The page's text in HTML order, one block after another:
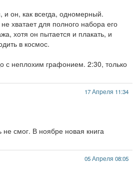
и он, как всегда, одномерный.
не хватает для полного набора его
хотя он пытается и плакать, и
в космос.
с неплохим графонием. 2:30, только
17 Апреля 11:34
не смог. В ноябре новая книга
05 Апреля 08:05